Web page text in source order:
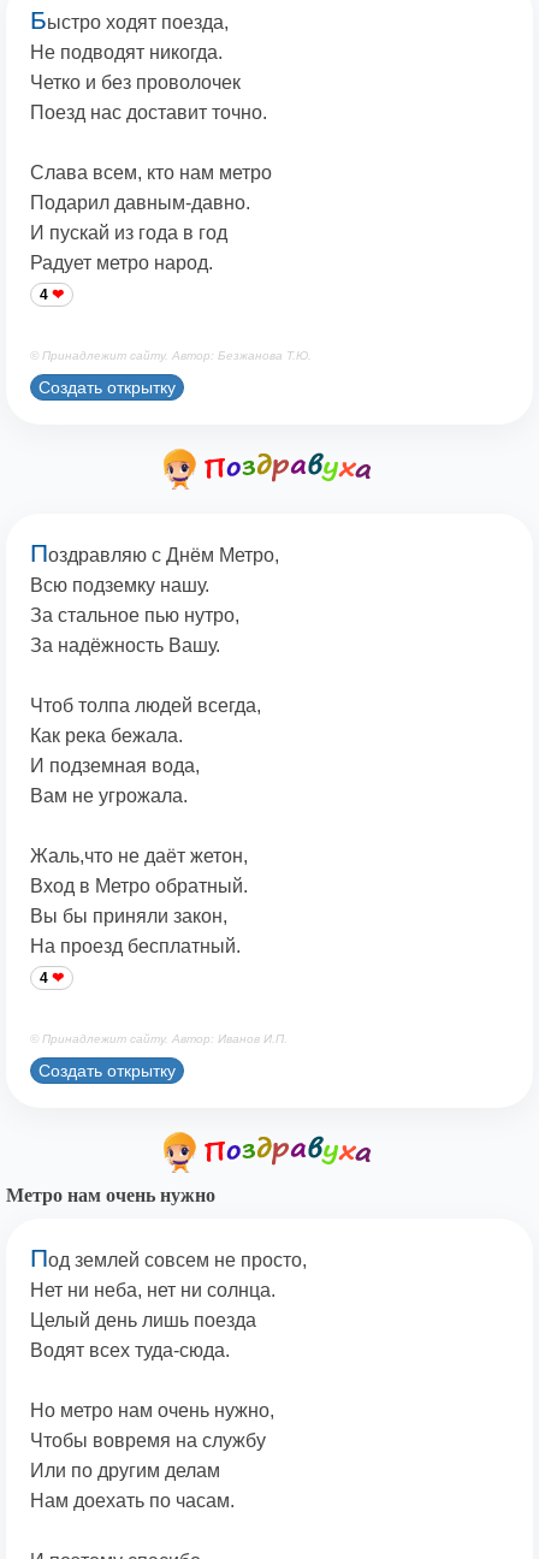
Быстро ходят поезда,
Не подводят никогда.
Четко и без проволочек
Поезд нас доставит точно.
Слава всем, кто нам метро
Подарил давным-давно.
И пускай из года в год
Радует метро народ.
4
© Принадлежит сайту. Автор: Безжанова Т.Ю.
Создать открытку
Поздравляю с Днём Метро,
Всю подземку нашу.
За стальное пью нутро,
За надёжность Вашу.
Чтоб толпа людей всегда,
Как река бежала.
И подземная вода,
Вам не угрожала.
Жаль,что не даёт жетон,
Вход в Метро обратный.
Вы бы приняли закон,
На проезд бесплатный.
4
© Принадлежит сайту. Автор: Иванов И.П.
Создать открытку
Метро нам очень нужно
Под землей совсем не просто,
Нет ни неба, нет ни солнца.
Целый день лишь поезда
Водят всех туда-сюда.
Но метро нам очень нужно,
Чтобы вовремя на службу
Или по другим делам
Нам доехать по часам.